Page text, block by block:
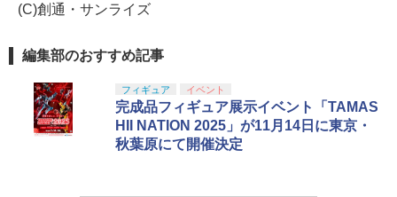
(C)創通・サンライズ
編集部のおすすめ記事
フィギュア イベント
完成品フィギュア展示イベント「TAMAS
HII NATION 2025」が11月14日に東京・
秋葉原にて開催決定